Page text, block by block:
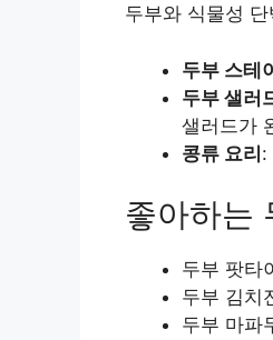
두부와 식물성
두부 스테
두부 샐러
샐러드가
콩류 요리:
좋아하는
두부 팟타
두부 김치
두부 마파